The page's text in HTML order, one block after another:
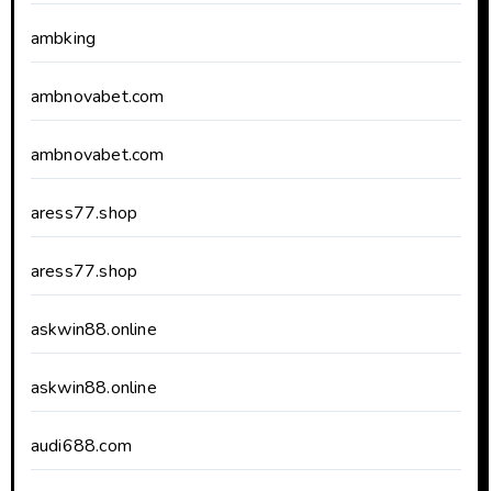
ambking
ambnovabet.com
ambnovabet.com
aress77.shop
aress77.shop
askwin88.online
askwin88.online
audi688.com